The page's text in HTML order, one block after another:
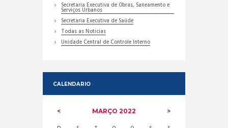
Secretaria Executiva de Obras, Saneamento e
Serviços Urbanos
Secretaria Executiva de Saúde
Todas as Noticias
Unidade Central de Controle Interno
CALENDARIO
MARÇO 2022